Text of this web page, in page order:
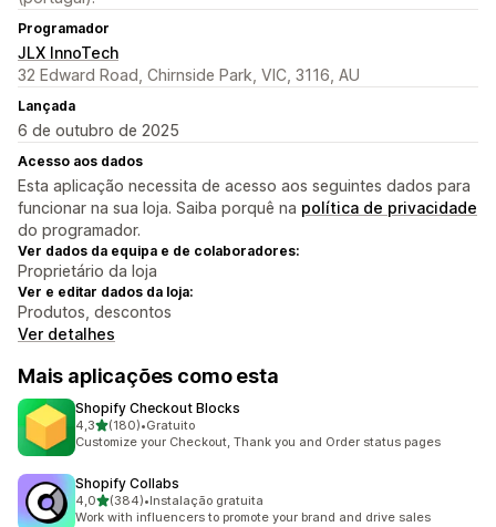
Programador
JLX InnoTech
32 Edward Road, Chirnside Park, VIC, 3116, AU
Lançada
6 de outubro de 2025
Acesso aos dados
Esta aplicação necessita de acesso aos seguintes dados para
funcionar na sua loja. Saiba porquê na política de privacidade
do programador.
Ver dados da equipa e de colaboradores:
Proprietário da loja
Ver e editar dados da loja:
Produtos, descontos
Ver detalhes
Mais aplicações como esta
Shopify Checkout Blocks
4,3de 5 estrelas
(180)
180 total de avaliações
•Gratuito
Customize your Checkout, Thank you and Order status pages
Shopify Collabs
4,0de 5 estrelas
(384)
384 total de avaliações
•Instalação gratuita
Work with influencers to promote your brand and drive sales